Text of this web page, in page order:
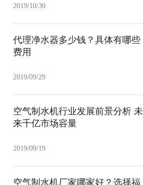
2019/10/30
代理净水器多少钱？具体有哪些
费用
2019/09/29
空气制水机行业发展前景分析 未
来千亿市场容量
2019/09/19
空气制水机厂家哪家好？选择福